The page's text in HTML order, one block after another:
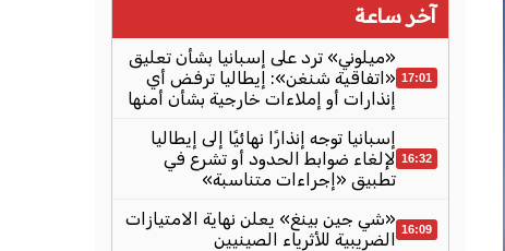
آخر ساعة
17:01
«ميلوني» ترد على إسبانيا بشأن تعليق
«اتفاقية شنغن»: إيطاليا ترفض أي
إنذارات أو إملاءات خارجية بشأن أمنها
16:32
إسبانيا توجه إنذارًا نهائيًا إلى إيطاليا
لإلغاء ضوابط الحدود أو تشرع في
تطبيق «إجراءات متناسبة»
16:09 «شي جين بينغ» يعلن نهاية الامتيازات
الضريبية للأثرياء الصينيين